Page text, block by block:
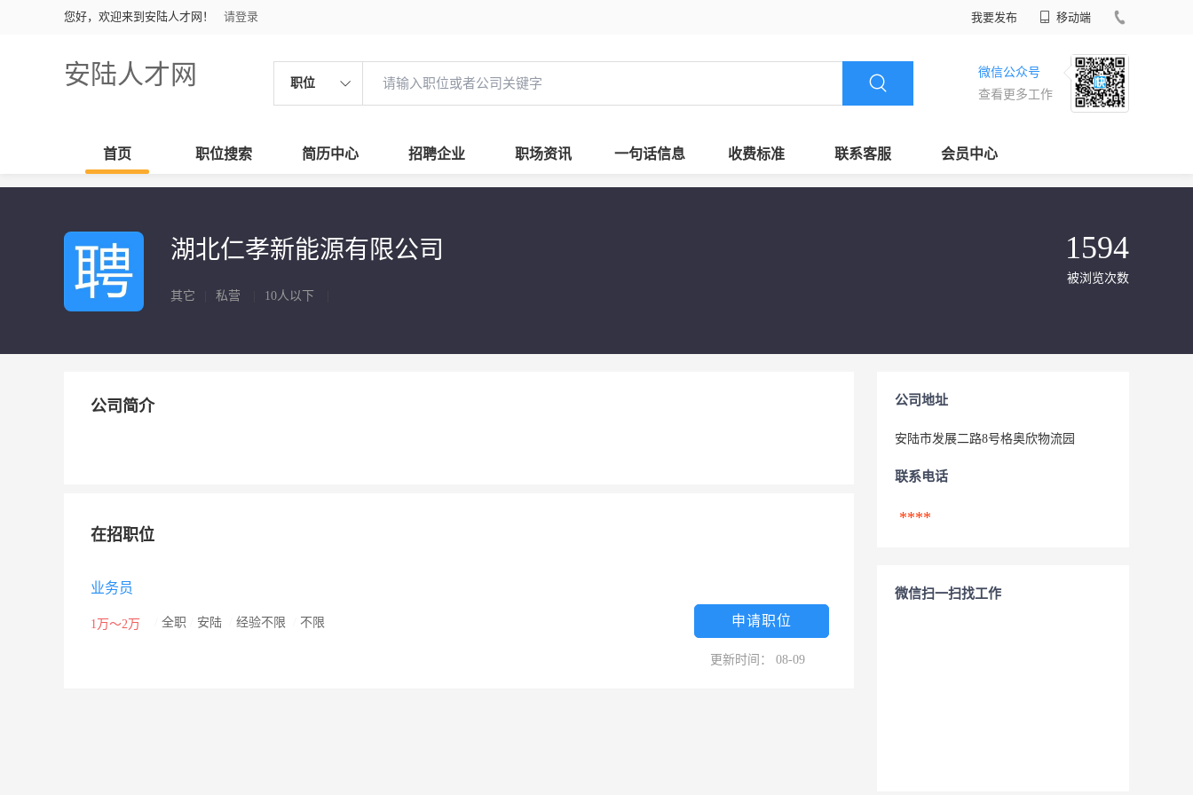
您好，欢迎来到安陆人才网！ 请登录 我要发布 移动端
安陆人才网 职位
微信公众号
查看更多工作
首页 职位搜索 简历中心 招聘企业 职场资讯 一句话信息 收费标准 联系客服 会员中心
湖北仁孝新能源有限公司
其它 私营 10人以下
1594
被浏览次数
公司简介
在招职位
业务员
1万～2万 全职 安陆 经验不限 不限 申请职位
更新时间： 08-09
公司地址
安陆市发展二路8号格奥欣物流园
联系电话
****
微信扫一扫找工作